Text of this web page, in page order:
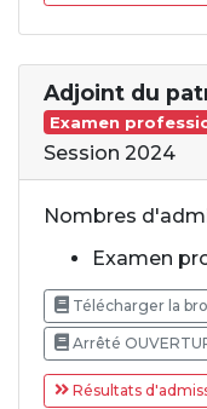
Adjoint du
Examen
Session 2024
Nombres
Examen
Télécharger la
Arrêté
Résultats